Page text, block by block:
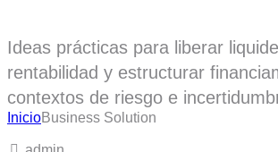
Ideas prácticas para liberar
rentabilidad y estructurar
contextos de riesgo e
InicioBusiness Solution